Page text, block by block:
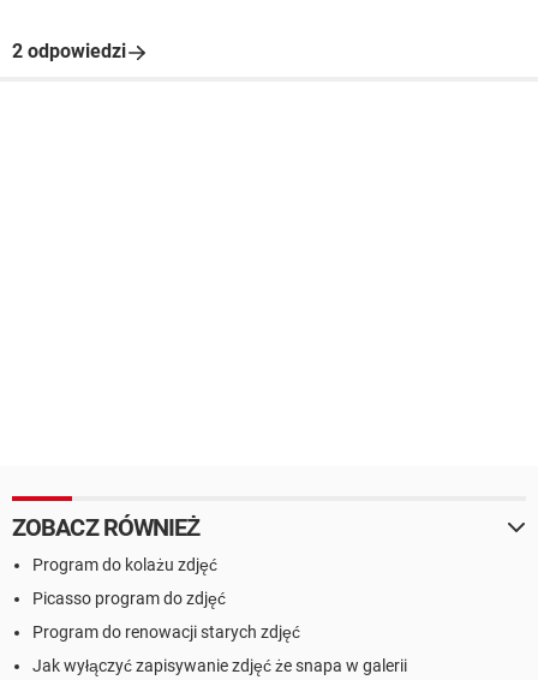
2 odpowiedzi
ZOBACZ RÓWNIEŻ
Program do kolażu zdjęć
Picasso program do zdjęć
Program do renowacji starych zdjęć
Jak wyłączyć zapisywanie zdjęć że snapa w galerii